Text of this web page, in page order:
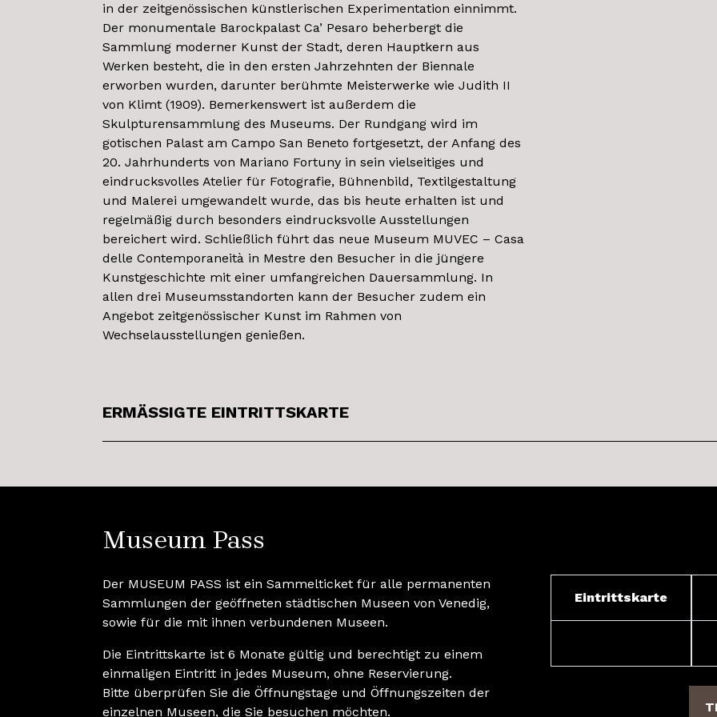
in der zeitgenössischen künstlerischen Experimentation einnimmt.
Der monumentale Barockpalast Ca’ Pesaro beherbergt die
Sammlung moderner Kunst der Stadt, deren Hauptkern aus
Werken besteht, die in den ersten Jahrzehnten der Biennale
erworben wurden, darunter berühmte Meisterwerke wie Judith II
von Klimt (1909). Bemerkenswert ist außerdem die
Skulpturensammlung des Museums. Der Rundgang wird im
gotischen Palast am Campo San Beneto fortgesetzt, der Anfang des
20. Jahrhunderts von Mariano Fortuny in sein vielseitiges und
eindrucksvolles Atelier für Fotografie, Bühnenbild, Textilgestaltung
und Malerei umgewandelt wurde, das bis heute erhalten ist und
regelmäßig durch besonders eindrucksvolle Ausstellungen
bereichert wird. Schließlich führt das neue Museum MUVEC – Casa
delle Contemporaneità in Mestre den Besucher in die jüngere
Kunstgeschichte mit einer umfangreichen Dauersammlung. In
allen drei Museumsstandorten kann der Besucher zudem ein
Angebot zeitgenössischer Kunst im Rahmen von
Wechselausstellungen genießen.
ERMÄSSIGTE EINTRITTSKARTE
Museum Pass
Der MUSEUM PASS ist ein Sammelticket für alle permanenten
Sammlungen der geöffneten städtischen Museen von Venedig,
sowie für die mit ihnen verbundenen Museen.
Die Eintrittskarte ist 6 Monate gültig und berechtigt zu einem
einmaligen Eintritt in jedes Museum, ohne Reservierung.
Bitte überprüfen Sie die Öffnungstage und Öffnungszeiten der
einzelnen Museen, die Sie besuchen möchten.
Eintrittskarte